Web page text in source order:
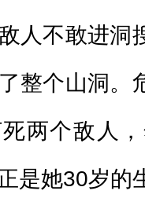
人不敢进洞
整个山洞。
两个敌人
是她30岁的